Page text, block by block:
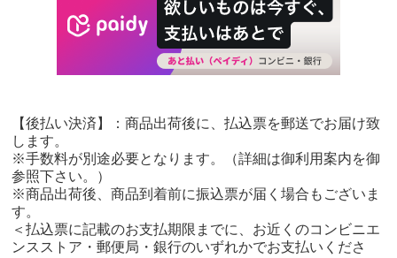
【後払い決済】：商品出荷後に、払込票を郵送でお届け致
します。
※手数料が別途必要となります。（詳細は御利用案内を御
参照下さい。）
※商品出荷後、商品到着前に振込票が届く場合もございま
す。
＜払込票に記載のお支払期限までに、お近くのコンビニエ
ンスストア・郵便局・銀行のいずれかでお支払いくださ